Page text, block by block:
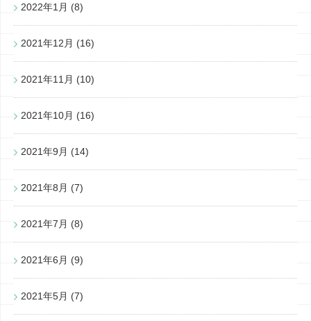
2022年1月 (8)
2021年12月 (16)
2021年11月 (10)
2021年10月 (16)
2021年9月 (14)
2021年8月 (7)
2021年7月 (8)
2021年6月 (9)
2021年5月 (7)